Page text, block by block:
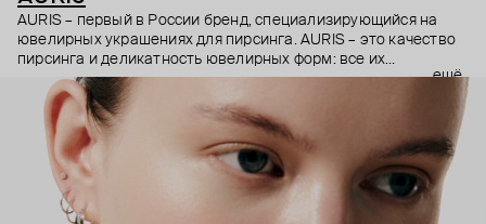
AURIS – первый в России бренд, специализирующийся на
ювелирных украшениях для пирсинга. AURIS – это качество
пирсинга и деликатность ювелирных форм: все их
украшения ручной работы. В процессе создания участвуют
как профессиональные пирсеры (они отвечают за
безопасность и эргономичность пирсинга), так и ювелирные
стилисты (благодаря им дизайн соответствует трендам, а
украшения легко сочетаются между собой).
Украшения AURIS – для тех, кто открыто выражает себя, но
делает это интеллигентно и по-взрослому.
ещё